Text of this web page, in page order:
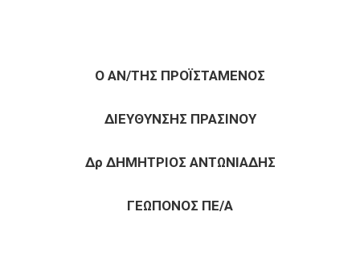
Ο ΑΝ/ΤΗΣ ΠΡΟΪΣΤΑΜΕΝΟΣ
ΔΙΕΥΘΥΝΣΗΣ ΠΡΑΣΙΝΟΥ
Δρ ΔΗΜΗΤΡΙΟΣ ΑΝΤΩΝΙΑΔΗΣ
ΓΕΩΠΟΝΟΣ ΠΕ/Α